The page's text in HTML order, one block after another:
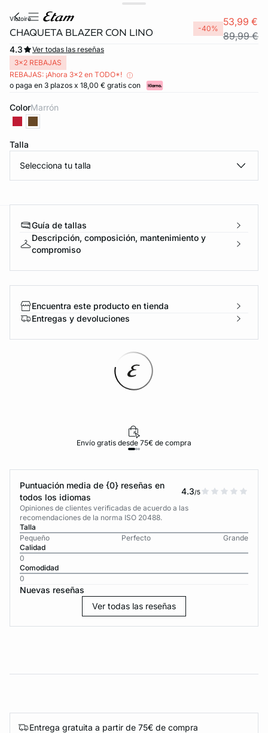
victoire
CHAQUETA BLAZER CON LINO -40%
53,99 €
89,99 €
4.3
Ver todas las reseñas
3x2 REBAJAS
REBAJAS: ¡Ahora 3x2 en TODO*!
o paga en 3 plazos x 18,00 € gratis con
Color marrón
Talla
Selecciona tu talla
Guía de tallas
Descripción, composición, mantenimiento y
compromiso
Encuentra este producto en tienda
Entregas y devoluciones
Envío gratis desde 75€ de compra
Puntuación media de {0} reseñas en
todos los idiomas
4.3/5
Opiniones de clientes verificadas de acuerdo a las
recomendaciones de la norma ISO 20488.
Talla
Pequeño
Perfecto
Grande
Calidad
0
Comodidad
0
Nuevas reseñas
Ver todas las reseñas
Entrega gratuita a partir de 75€ de compra